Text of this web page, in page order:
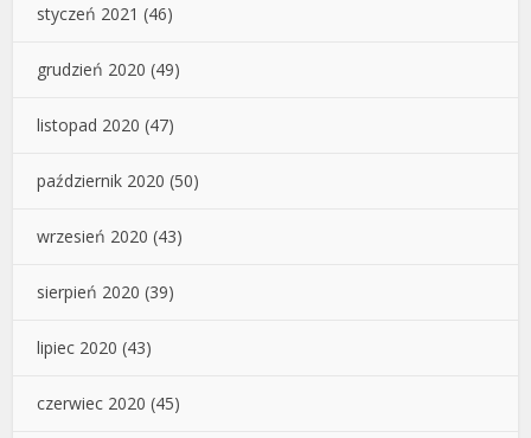
styczeń 2021 (46)
grudzień 2020 (49)
listopad 2020 (47)
październik 2020 (50)
wrzesień 2020 (43)
sierpień 2020 (39)
lipiec 2020 (43)
czerwiec 2020 (45)